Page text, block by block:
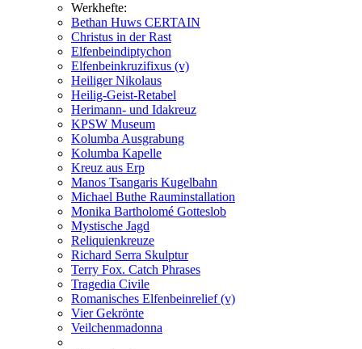
Werkhefte:
Bethan Huws CERTAIN
Christus in der Rast
Elfenbeindiptychon
Elfenbeinkruzifixus (v)
Heiliger Nikolaus
Heilig-Geist-Retabel
Herimann- und Idakreuz
KPSW Museum
Kolumba Ausgrabung
Kolumba Kapelle
Kreuz aus Erp
Manos Tsangaris Kugelbahn
Michael Buthe Rauminstallation
Monika Bartholomé Gotteslob
Mystische Jagd
Reliquienkreuze
Richard Serra Skulptur
Terry Fox. Catch Phrases
Tragedia Civile
Romanisches Elfenbeinrelief (v)
Vier Gekrönte
Veilchenmadonna